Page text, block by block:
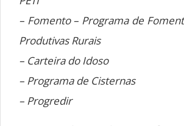
– Fomento – Programa de
Produtivas Rurais
– Carteira do Idoso
– Programa de Cisternas
– Progredir